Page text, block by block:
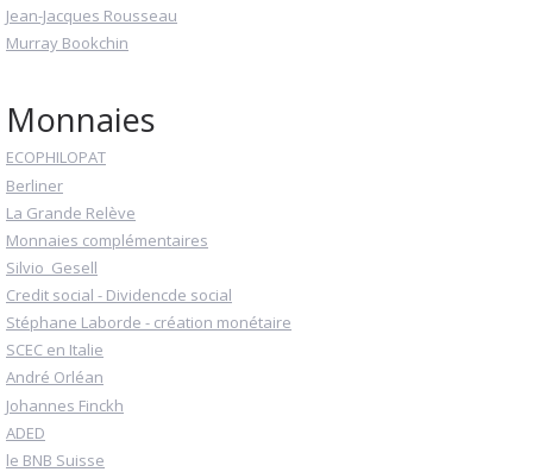
Jean-Jacques Rousseau
Murray Bookchin
Monnaies
ECOPHILOPAT
Berliner
La Grande Relève
Monnaies complémentaires
Silvio_Gesell
Credit social - Dividencde social
Stéphane Laborde - création monétaire
SCEC en Italie
André Orléan
Johannes Finckh
ADED
le BNB Suisse